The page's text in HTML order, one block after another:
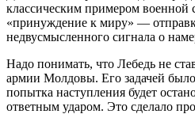
классическим примером военной
«принуждение к миру» —
недвусмысленного сигнала о
Надо понимать, что Лебедь не
армии Молдовы. Его задачей
попытка наступления будет
ответным ударом. Это сделало